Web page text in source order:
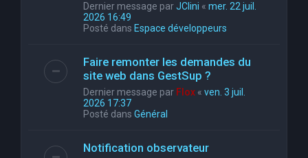
Dernier message parJClini « mer. 22 juil.
2026 16:49
Posté dans Espace développeurs
Faire remonter les demandes du
site web dans GestSup ?
Dernier message par Flox « ven. 3 juil.
2026 17:37
Posté dans Général
Notification observateur